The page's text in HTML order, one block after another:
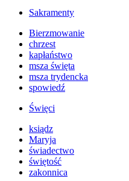
Sakramenty
Bierzmowanie
chrzest
kapłaństwo
msza święta
msza trydencka
spowiedź
Święci
ksiądz
Maryja
świadectwo
świętość
zakonnica